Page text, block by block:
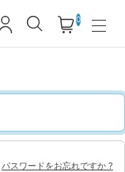
0
パスワードをお忘れですか ?